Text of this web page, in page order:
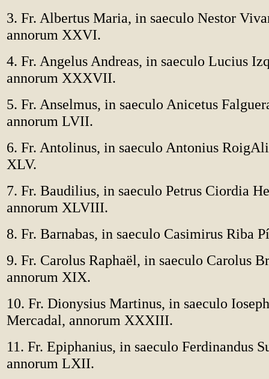
3. Fr. Albertus Maria, in saeculo Nestor
annorum XXVI.
4. Fr. Angelus Andreas, in saeculo Lucius
annorum XXXVII.
5. Fr. Anselmus, in saeculo Anicetus
annorum LVII.
6. Fr. Antolinus, in saeculo Antonius
XLV.
7. Fr. Baudilius, in saeculo Petrus Ciordia
annorum XLVIII.
8. Fr. Barnabas, in saeculo Casimirus Riba
9. Fr. Carolus Raphaël, in saeculo Carolus
annorum XIX.
10. Fr. Dionysius Martinus, in saeculo
Mercadal, annorum XXXIII.
11. Fr. Epiphanius, in saeculo Ferdinandus
annorum LXII.